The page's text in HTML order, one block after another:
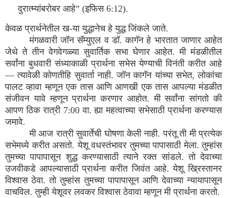
दुरात्म्यांबरोबर आहे” (इफिस 6:12).
केवळ प्रार्थनेतील ख-या युद्धानेच हे युद्ध जिंकले जाते.
मंगळवारी जॉन सॅम्युएल व डॉ. कागॅन हे भारतात जाणार आहेत
जेथे ते तीन वेगवेगळ्या सुवार्तिक सभा घेणार आहेत. मी मंडळीतील
सर्वांना बुधवारी संध्याकाळी प्रार्थना सभेस येण्याची विनंती करीत आहे
— त्यावेळी कोणतीहि सुवार्ता नाही. जॉन कागॅन यांच्या सभेत, लोकांचा
पालट व्हावा म्हणून एक तास आणि आणखी एक तास आपल्या मंडळीत
संजीवन यावे म्हणून प्रार्थना करणार आहोत. मी सर्वांना सांगतो की
आपण ठिक रात्री 7:00 वा. ह्या महत्वाच्या सभेसाठी प्रार्थना करण्यास
जमावे.
मी आज रात्री सुवार्तेची घोषणा केली नाही. परंतू ती मी प्रत्येक
सभेमध्ये करीत असतो. येशू वधस्तंभावर तुमच्या पापासाठी मेला. तुम्हांस
तुमच्या पापापासून शुद्ध करण्यासाठी त्याने रक्त सांडले. तो देवाच्या
उजवीकडे आपल्यासाठी प्रार्थना करीत जिवंत आहे. येशू ख्रिस्तानर
विश्वास ठेवा. तो तुम्हांस तुमच्या पापापासून आणि देवाच्या न्यायापासून
वाचविल. तुम्ही येशूवर लवकर विश्वास ठेवावा म्हणून मी प्रार्थना करतो.